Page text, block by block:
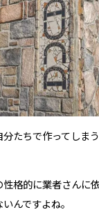
分たちで作ってしま
性格的に業者さんに
んですよね。